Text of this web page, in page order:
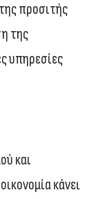
προσιτής
της
υπηρεσίες
και
κάνει